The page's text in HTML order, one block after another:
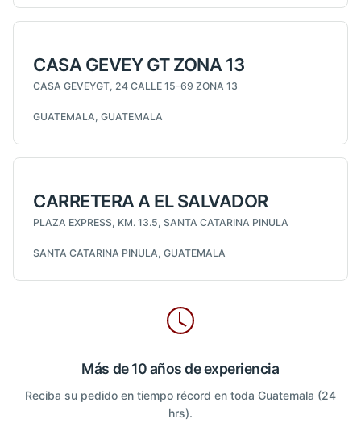
CASA GEVEY GT ZONA 13
CASA GEVEYGT, 24 CALLE 15-69 ZONA 13
GUATEMALA, GUATEMALA
CARRETERA A EL SALVADOR
PLAZA EXPRESS, KM. 13.5, SANTA CATARINA PINULA
SANTA CATARINA PINULA, GUATEMALA
Más de 10 años de experiencia
Reciba su pedido en tiempo récord en toda Guatemala (24
hrs).